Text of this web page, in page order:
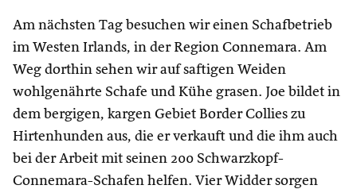
Am nächsten Tag besuchen wir einen Schafbetrieb
im Westen Irlands, in der Region Connemara. Am
Weg dorthin sehen wir auf saftigen Weiden
wohlgenährte Schafe und Kühe grasen. Joe bildet in
dem bergigen, kargen Gebiet Border Collies zu
Hirtenhunden aus, die er verkauft und die ihm auch
bei der Arbeit mit seinen 200 Schwarzkopf-
Connemara-Schafen helfen. Vier Widder sorgen